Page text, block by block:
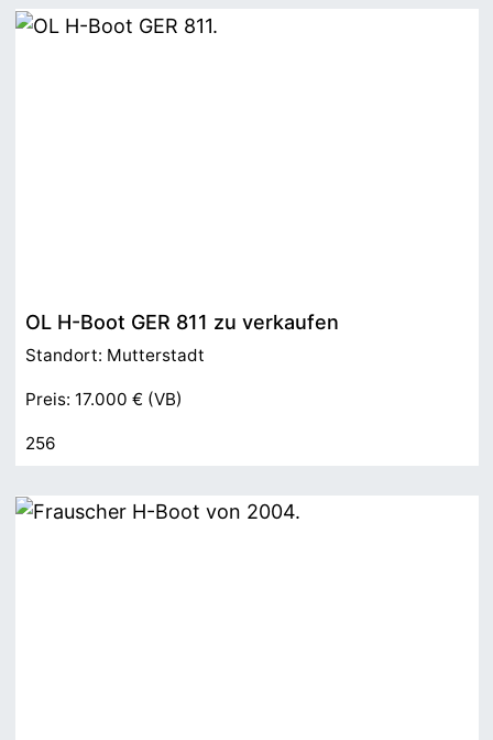
OL H-Boot GER 811 zu verkaufen
Standort: Mutterstadt
Preis: 17.000 € (VB)
256